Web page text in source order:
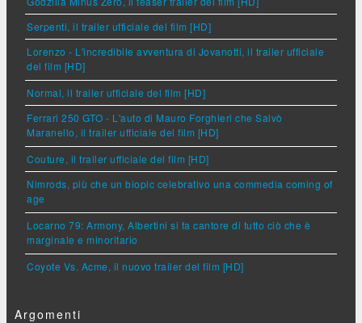
Serpenti, il trailer ufficiale del film [HD]
Lorenzo - L'incredibile avventura di Jovanotti, il trailer ufficiale
del film [HD]
Normal, il trailer ufficiale del film [HD]
Ferrari 250 GTO - L'auto di Mauro Forghieri che Salvò
Maranello, il trailer ufficiale del film [HD]
Couture, il trailer ufficiale del film [HD]
Nimrods, più che un biopic celebrativo una commedia coming of
age
Locarno 79: Armony, Albertini si fa cantore di tutto ciò che è
marginale e minoritario
Coyote Vs. Acme, il nuovo trailer del film [HD]
Argomenti